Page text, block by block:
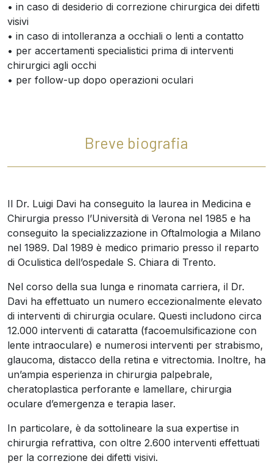
• in caso di desiderio di correzione chirurgica dei difetti
visivi
• in caso di intolleranza a occhiali o lenti a contatto
• per accertamenti specialistici prima di interventi
chirurgici agli occhi
• per follow-up dopo operazioni oculari
Breve biografia
Il Dr. Luigi Davi ha conseguito la laurea in Medicina e
Chirurgia presso l’Università di Verona nel 1985 e ha
conseguito la specializzazione in Oftalmologia a Milano
nel 1989. Dal 1989 è medico primario presso il reparto
di Oculistica dell’ospedale S. Chiara di Trento.
Nel corso della sua lunga e rinomata carriera, il Dr.
Davi ha effettuato un numero eccezionalmente elevato
di interventi di chirurgia oculare. Questi includono circa
12.000 interventi di cataratta (facoemulsificazione con
lente intraoculare) e numerosi interventi per strabismo,
glaucoma, distacco della retina e vitrectomia. Inoltre, ha
un’ampia esperienza in chirurgia palpebrale,
cheratoplastica perforante e lamellare, chirurgia
oculare d’emergenza e terapia laser.
In particolare, è da sottolineare la sua expertise in
chirurgia refrattiva, con oltre 2.600 interventi effettuati
per la correzione dei difetti visivi.